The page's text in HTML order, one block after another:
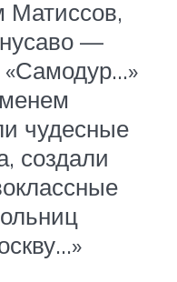
Матиссов,
—
«Самодур…»
чудесные
создали